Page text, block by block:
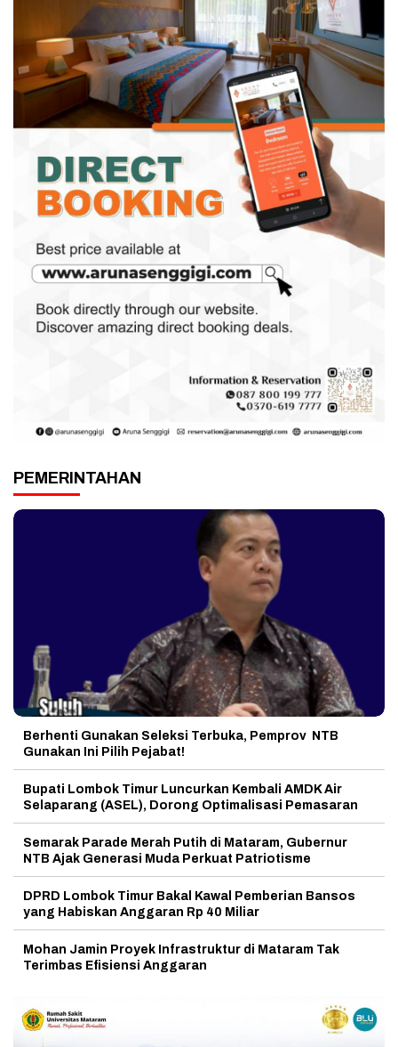
PEMERINTAHAN
Berhenti Gunakan Seleksi Terbuka, Pemprov NTB
Gunakan Ini Pilih Pejabat!
Bupati Lombok Timur Luncurkan Kembali AMDK Air
Selaparang (ASEL), Dorong Optimalisasi Pemasaran
Semarak Parade Merah Putih di Mataram, Gubernur
NTB Ajak Generasi Muda Perkuat Patriotisme
DPRD Lombok Timur Bakal Kawal Pemberian Bansos
yang Habiskan Anggaran Rp 40 Miliar
Mohan Jamin Proyek Infrastruktur di Mataram Tak
Terimbas Efisiensi Anggaran